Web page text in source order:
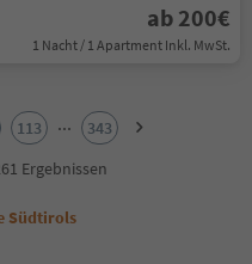
ab 200€
1 Nacht / 1 Apartment Inkl. MwSt.
113 ...
343
Ergebnissen
Südtirols